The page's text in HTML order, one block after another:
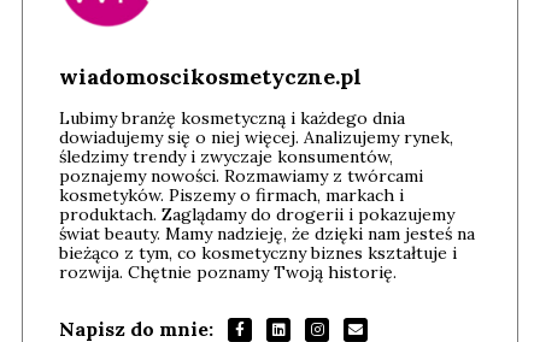
wiadomoscikosmetyczne.pl
Lubimy branżę kosmetyczną i każdego dnia
dowiadujemy się o niej więcej. Analizujemy rynek,
śledzimy trendy i zwyczaje konsumentów,
poznajemy nowości. Rozmawiamy z twórcami
kosmetyków. Piszemy o firmach, markach i
produktach. Zaglądamy do drogerii i pokazujemy
świat beauty. Mamy nadzieję, że dzięki nam jesteś na
bieżąco z tym, co kosmetyczny biznes kształtuje i
rozwija. Chętnie poznamy Twoją historię.
Napisz do mnie: